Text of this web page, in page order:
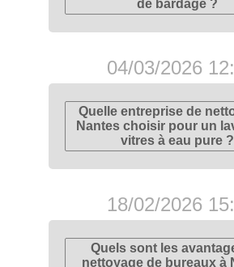
de bardage ?
04/03/2026
Quelle entreprise de
Nantes choisir pour un
vitres à eau pure ?
18/02/2026
Quels sont les
nettoyage de bureaux à